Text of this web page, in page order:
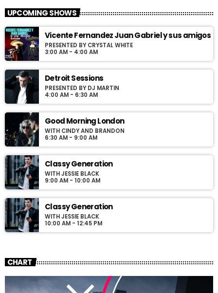
Presented by Jerome Blues
For every Show page the timetable is auomatically generated
from the schedule, and you can set automatic carousels of
Podcasts, Articles and Charts by simply choosing a category.
Curabitur id lacus felis. Sed justo mauris, auctor eget tellus nec,
justo. Aliquam semper faucibus odio id varius. Suspendisse
varius laoreet sodales.
UPCOMING SHOWS
Vicente Fernandez Juan Gabriel y sus amigos
PRESENTED BY CRYSTAL WHITE
3:00 AM - 4:00 AM
Detroit Sessions
PRESENTED BY DJ MARTIN
4:00 AM - 6:30 AM
Good Morning London
WITH CINDY AND BRANDON
6:30 AM - 9:00 AM
Classy Generation
WITH JESSIE BLACK
9:00 AM - 10:00 AM
Classy Generation
WITH JESSIE BLACK
10:00 AM - 12:45 PM
CHART